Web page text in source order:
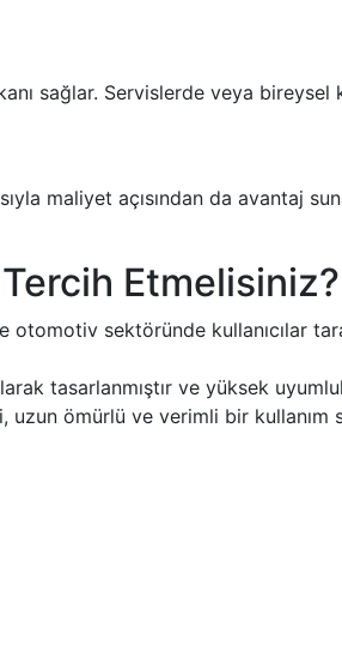
sağlar. Servislerde veya bireysel
maliyet açısından da avantaj
Etmelisiniz?
sektöründe kullanıcılar
tasarlanmıştır ve yüksek
uzun ömürlü ve verimli bir kullanım